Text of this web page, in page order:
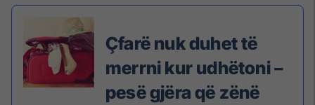
Çfarë nuk duhet të
merrni kur udhëtoni –
pesë gjëra që zënë